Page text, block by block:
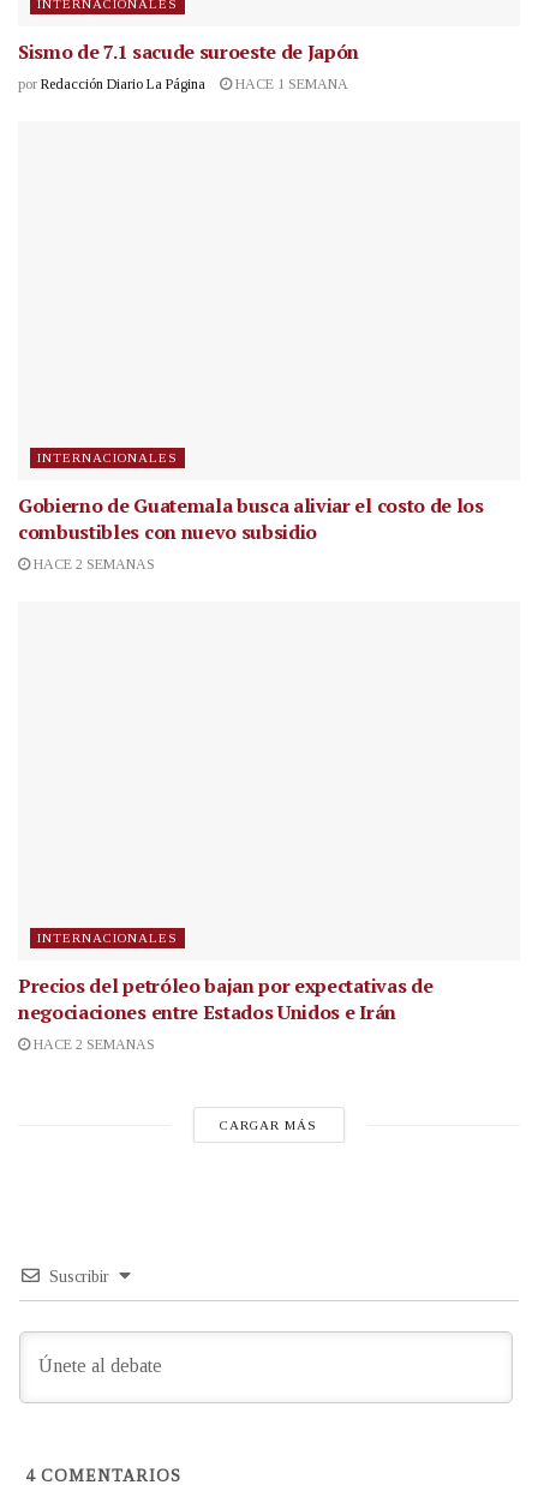
INTERNACIONALES
Sismo de 7.1 sacude suroeste de Japón
por Redacción Diario La Página HACE 1 SEMANA
INTERNACIONALES
Gobierno de Guatemala busca aliviar el costo de los
combustibles con nuevo subsidio
HACE 2 SEMANAS
INTERNACIONALES
Precios del petróleo bajan por expectativas de
negociaciones entre Estados Unidos e Irán
HACE 2 SEMANAS
CARGAR MÁS
Suscribir
4COMENTARIOS